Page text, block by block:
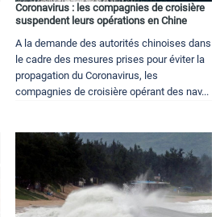
Coronavirus : les compagnies de croisière
suspendent leurs opérations en Chine
A la demande des autorités chinoises dans
le cadre des mesures prises pour éviter la
propagation du Coronavirus, les
compagnies de croisière opérant des nav...